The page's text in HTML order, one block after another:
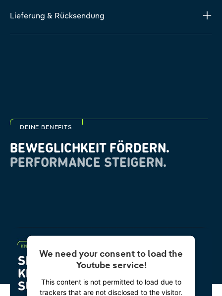
Lieferung & Rücksendung
DEINE BENEFITS
BEWEGLICHKEIT FÖRDERN.
PERFORMANCE STEIGERN.
We need your consent to load the
Youtube service!
This content is not permitted to load due to
trackers that are not disclosed to the visitor.